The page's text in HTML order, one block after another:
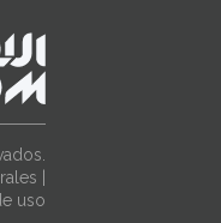
uso